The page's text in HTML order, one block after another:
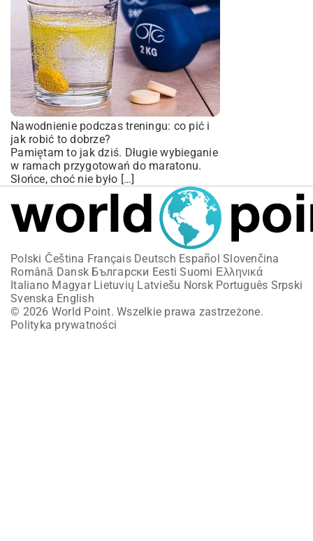
Nawodnienie podczas treningu: co pić i
jak robić to dobrze?
Pamiętam to jak dziś. Długie wybieganie
w ramach przygotowań do maratonu.
Słońce, choć nie było […]
Polski Čeština Français Deutsch Español Slovenčina
Română Dansk Български Eesti Suomi Ελληνικά
Italiano Magyar Lietuvių Latviešu Norsk Português Srpski
Svenska English
© 2026 World Point. Wszelkie prawa zastrzeżone.
Polityka prywatności